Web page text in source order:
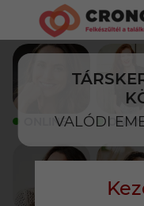
VALÓDI
ONLINE